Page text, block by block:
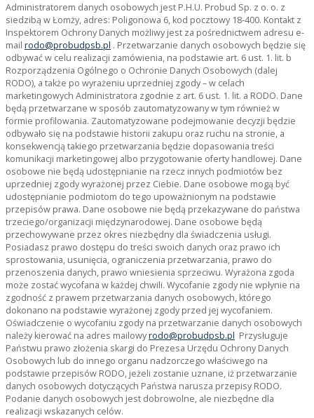
Administratorem danych osobowych jest P.H.U. Probud Sp. z o. o. z
siedzibą w Łomży, adres: Poligonowa 6, kod pocztowy 18-400. Kontakt z
Inspektorem Ochrony Danych możliwy jest za pośrednictwem adresu e-
mail rodo@probudpsb.pl . Przetwarzanie danych osobowych będzie się
odbywać w celu realizacji zamówienia, na podstawie art. 6 ust. 1. lit. b
Rozporządzenia Ogólnego o Ochronie Danych Osobowych (dalej
RODO), a także po wyrażeniu uprzedniej zgody – w celach
marketingowych Administratora zgodnie z art. 6 ust. 1. lit. a RODO. Dane
będą przetwarzane w sposób zautomatyzowany w tym również w
formie profilowania. Zautomatyzowane podejmowanie decyzji będzie
odbywało się na podstawie historii zakupu oraz ruchu na stronie, a
konsekwencją takiego przetwarzania będzie dopasowania treści
komunikacji marketingowej albo przygotowanie oferty handlowej. Dane
osobowe nie będą udostępnianie na rzecz innych podmiotów bez
uprzedniej zgody wyrażonej przez Ciebie. Dane osobowe mogą być
udostępnianie podmiotom do tego upoważnionym na podstawie
przepisów prawa. Dane osobowe nie będą przekazywane do państwa
trzeciego/organizacji międzynarodowej. Dane osobowe będą
przechowywane przez okres niezbędny dla świadczenia usługi.
Posiadasz prawo dostępu do treści swoich danych oraz prawo ich
sprostowania, usunięcia, ograniczenia przetwarzania, prawo do
przenoszenia danych, prawo wniesienia sprzeciwu. Wyrażona zgoda
może zostać wycofana w każdej chwili. Wycofanie zgody nie wpłynie na
zgodność z prawem przetwarzania danych osobowych, którego
dokonano na podstawie wyrażonej zgody przed jej wycofaniem.
Oświadczenie o wycofaniu zgody na przetwarzanie danych osobowych
należy kierować na adres mailowyrodo@probudpsb.pl Przysługuje
Państwu prawo złożenia skargi do Prezesa Urzędu Ochrony Danych
Osobowych lub do innego organu nadzorczego właściwego na
podstawie przepisów RODO, jeżeli zostanie uznane, iż przetwarzanie
danych osobowych dotyczących Państwa narusza przepisy RODO.
Podanie danych osobowych jest dobrowolne, ale niezbędne dla
realizacji wskazanych celów.